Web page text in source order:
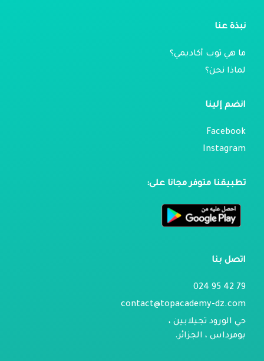
نبذة عنا
ما هي توب أكاديمي؟
لماذا نحن؟
انضم إلينا
Facebook
Instagram
تطبيقنا متوفر مجانا على:
اتصل بنا
79 42 95 024
contact@topacademy-dz.com
حي الورود تجيلابين ،
بومرداس ، الجزائر.